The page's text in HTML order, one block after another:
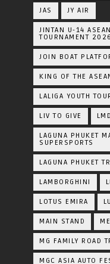
JAS JY AIR
JINTAN U-14
TOURNAMENT 2026
JOIN BOAT
KING OF THE
LALIGA YOUTH
LIV TO GIVE
LAGUNA PHUKET
SUPERSPORTS
LAGUNA PHUKET
LAMBORGHINI
LOTUS EMIRA
MAIN STAND
MG FAMILY ROAD
MGC ASIA AUTO